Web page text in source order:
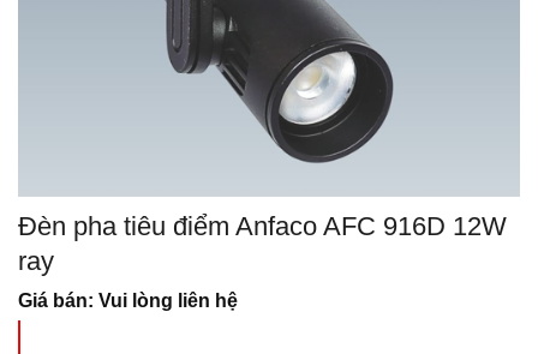
Đèn pha tiêu điểm Anfaco AFC 916D 12W
ray
Giá bán: Vui lòng liên hệ